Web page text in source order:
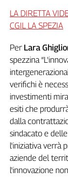
il
sangue
ragione
120
anni
Cgil
Collettiva
Academy
Collettiva
Play
Rubriche
Collettiva
Talk
LA DIRETTA
CGIL LA SPEZIA
Per Lara
spezzina
verifichi è
investimenti
esiti che
dalla
sindacato e
l'iniziativa verrà
aziende del
l'innovazione